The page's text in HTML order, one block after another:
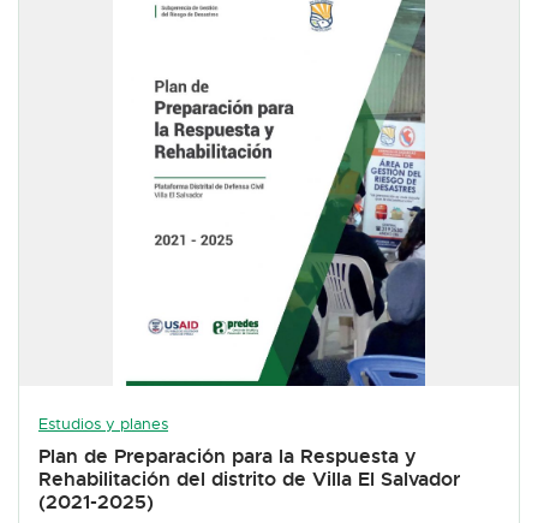
Estudios y planes
Plan de Preparación para la Respuesta y
Rehabilitación del distrito de Villa El Salvador
(2021-2025)